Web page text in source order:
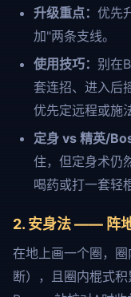
升级重点： 优先
加"两条支线。
使用技巧： 别在
套连招、进入后
优先定远程或施
定身 vs 精英/
住，但定身术仍
喝药或打一套轻
2. 安身法 —— 阵
在地上画一个圈，
断），且圈内棍式